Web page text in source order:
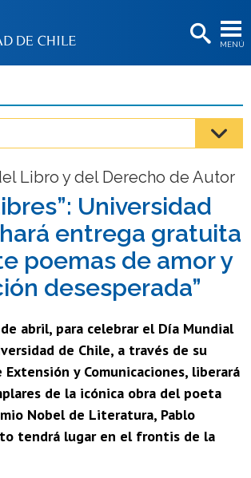
MENÚ
BIBLIOTECAS
Estudiantes
Académicas/os
Funcionarias/os
Egresadas/os
Libro y del Derecho de Autor
Universidad
entrega gratuita
poemas de amor y
desesperada”
abril, para celebrar el Día Mundial
de Chile, a través de su
y Comunicaciones, liberará
de la icónica obra del poeta
Nobel de Literatura, Pablo
tendrá lugar en el frontis de la